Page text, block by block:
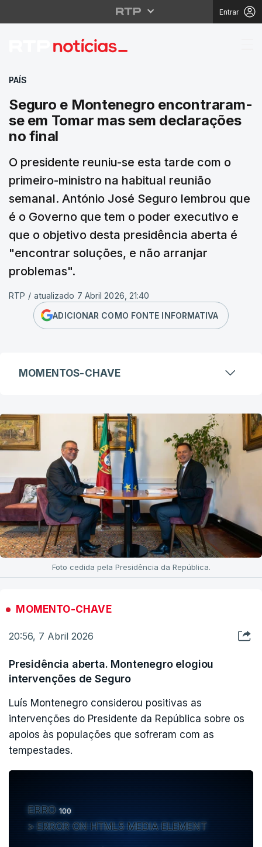
Entrar
Seguro e
PAÍS
Seguro e Montenegro encontraram-
se em Tomar mas sem declarações
no final
O presidente reuniu-se esta tarde com o
primeiro-ministro na habitual reunião
semanal. António José Seguro lembrou que
é o Governo que tem o poder executivo e
que o objetivo desta presidência aberta é
"encontrar soluções, e não arranjar
problemas".
RTP / atualizado 7 Abril 2026, 21:40
ADICIONAR COMO FONTE INFORMATIVA
MOMENTOS-CHAVE
Foto cedida pela Presidência da República.
MOMENTO-CHAVE
20:56, 7 Abril 2026
Presidência aberta. Montenegro elogiou
intervenções de Seguro
Luís Montenegro considerou positivas as
intervenções do Presidente da República sobre os
apoios às populações que sofreram com as
tempestades.
ERRO100
ERROR ON HTML5 MEDIA ELEMENT